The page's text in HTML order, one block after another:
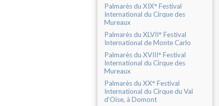
Palmarès du XIX° Festival
International du Cirque des
Mureaux
Palmarès du XLVII° Festival
International de Monte Carlo
Palmarès du XVIII° Festival
International du Cirque des
Mureaux
Palmarès du XX° Festival
International du Cirque du Val
d’Oise, à Domont